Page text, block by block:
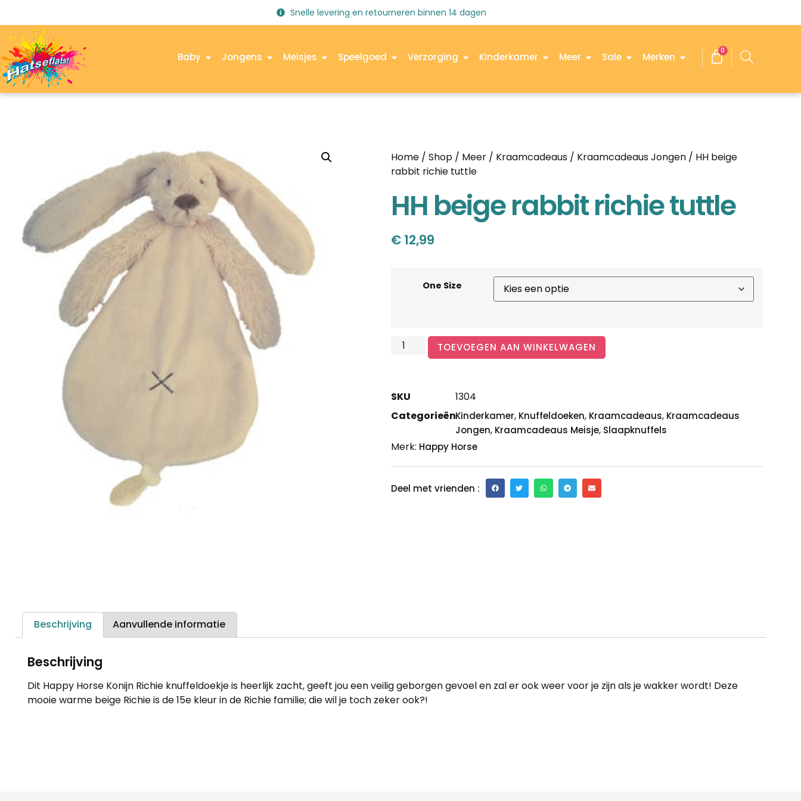
Snelle levering en retourneren binnen 14 dagen
Baby Jongens Meisjes Speelgoed Verzorging Kinderkamer Meer Sale Merken
0
Home / Shop / Meer / Kraamcadeaus / Kraamcadeaus Jongen / HH beige
rabbit richie tuttle
HH beige rabbit richie tuttle
€ 12,99
One Size
TOEVOEGEN AAN WINKELWAGEN
SKU
1304
CategorieënKinderkamer, Knuffeldoeken, Kraamcadeaus, Kraamcadeaus
Jongen, Kraamcadeaus Meisje, Slaapknuffels
Merk: Happy Horse
Deel met vrienden :
Beschrijving Aanvullende informatie
Beschrijving
Dit Happy Horse Konijn Richie knuffeldoekje is heerlijk zacht, geeft jou een veilig geborgen gevoel en zal er ook weer voor je zijn als je wakker wordt! Deze
mooie warme beige Richie is de 15e kleur in de Richie familie; die wil je toch zeker ook?!